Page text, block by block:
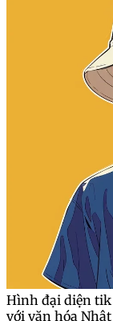
Hình đại diện tik
với văn hóa